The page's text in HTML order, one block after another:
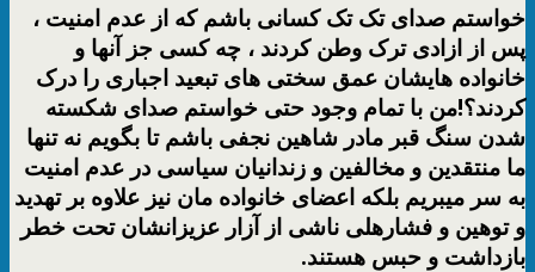
خواستم صدای تک تک کسانی باشم که از عدم امنیت ،
پس از ازادی ترک وطن کردند ، چه کسی جز آنها و
خانواده هایشان عمق سختی های تبعید اجباری را درک
کردند؟!من با تمام وجود حتی خواستم صدای شکسته
شدن سنگ قبر مادر شاهین نجفی باشم تا بگویم نه تنها
ما منتقدین و مخالفین و زندانیان سیاسی در عدم امنیت
به سر میبریم بلکه اعضای خانواده مان نیز علاوه بر تهدید
و توهین و فشارهلی ناشی از آزار عزیزانشان تحت خطر
بازداشت و حبس هستند.